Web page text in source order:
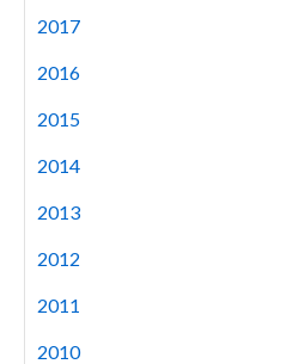
2017
2016
2015
2014
2013
2012
2011
2010